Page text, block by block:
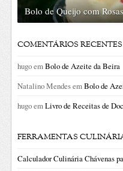
Bolo de Queijo com Rosas
COMENTÁRIOS RECENTES
hugoemBolo de Azeite da Beira
Natalino MendesemBolo de
hugoemLivro de Receitas de
FERRAMENTAS
Calculador Culinária Chávenas